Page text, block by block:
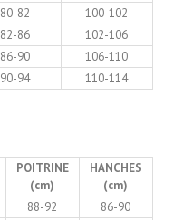
80-82
100-102
82-86
102-106
86-90
106-110
90-94 110-114
POITRINE
(cm)
HANCHES
(cm)
88-92
86-90